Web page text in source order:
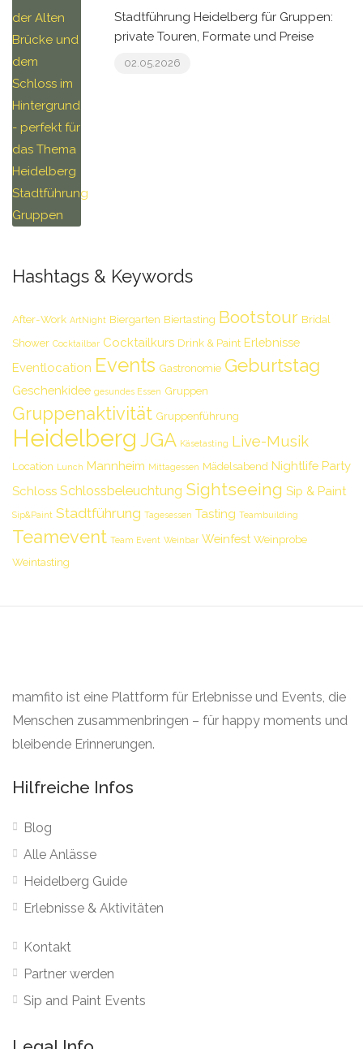
Stadtführung Heidelberg für Gruppen:
private Touren, Formate und Preise
02.05.2026
Hashtags & Keywords
After-Work ArtNight Biergarten Biertasting Bootstour Bridal
Shower Cocktailbar Cocktailkurs Drink & Paint Erlebnisse
Eventlocation Events Gastronomie Geburtstag
Geschenkidee gesundes Essen Gruppen
Gruppenaktivität Gruppenführung
Heidelberg JGA Käsetasting Live-Musik
Location Lunch Mannheim Mittagessen Mädelsabend Nightlife Party
Schloss Schlossbeleuchtung Sightseeing Sip & Paint
Sip&Paint Stadtführung Tagesessen Tasting Teambuilding
Teamevent Team Event Weinbar Weinfest Weinprobe
Weintasting
mamfito ist eine Plattform für Erlebnisse und Events, die
Menschen zusammenbringen – für happy moments und
bleibende Erinnerungen.
Hilfreiche Infos
Blog
Alle Anlässe
Heidelberg Guide
Erlebnisse & Aktivitäten
Kontakt
Partner werden
Sip and Paint Events